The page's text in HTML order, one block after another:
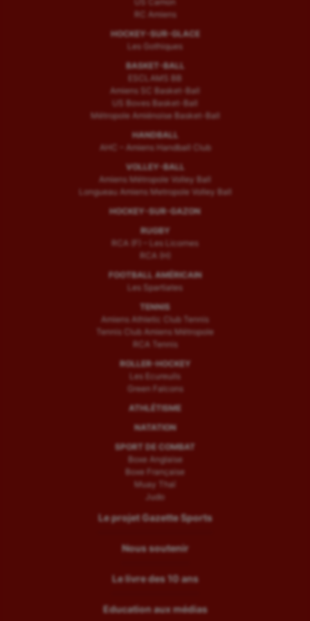
RC Amiens
HOCKEY-SUR-GLACE
Les Gothiques
BASKET-BALL
ESCLAMS BB
Amiens SC Basket-Ball
US Boves Basket-Ball
Métropole Amiénoise Basket-Ball
HANDBALL
AHC – Amiens Handball Club
VOLLEY-BALL
Amiens Métropole Volley Ball
Longueau Amiens Metropole Volley Ball
HOCKEY-SUR-GAZON
RUGBY
RCA (F) – Les Licornes
RCA (H)
FOOTBALL AMÉRICAIN
Les Spartiates
TENNIS
Amiens Athletic Club Tennis
Tennis Club Amiens Métropole
RCA Tennis
ROLLER-HOCKEY
Les Ecureuils
Green Falcons
ATHLÉTISME
NATATION
SPORT DE COMBAT
Boxe Anglaise
Boxe Française
Muay Thaï
Judo
Le projet Gazette Sports
Nous soutenir
Le livre des 10 ans
Education aux médias